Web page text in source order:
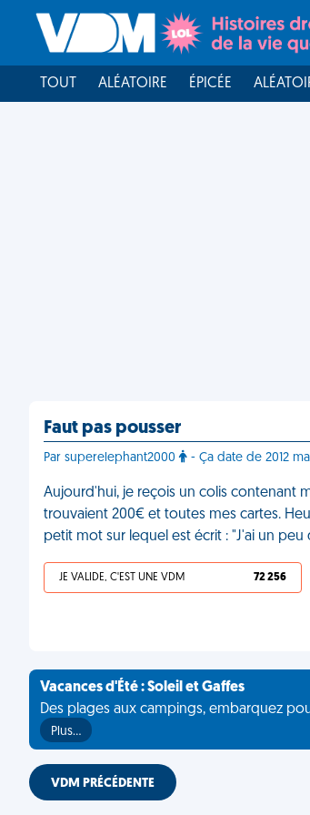
TOUT ALÉATOIRE ÉPICÉE
Faut pas pousser
Par superelephant2000 - Ça date de 2012
Aujourd'hui, je reçois un colis contenant
trouvaient 200€ et toutes mes cartes.
petit mot sur lequel est écrit : "J'ai un
JE VALIDE, C'EST UNE VDM 72 256
Vacances d'Été : Soleil et Gaffes
Des plages aux campings, embarquez
Plus…
VDM PRÉCÉDENTE